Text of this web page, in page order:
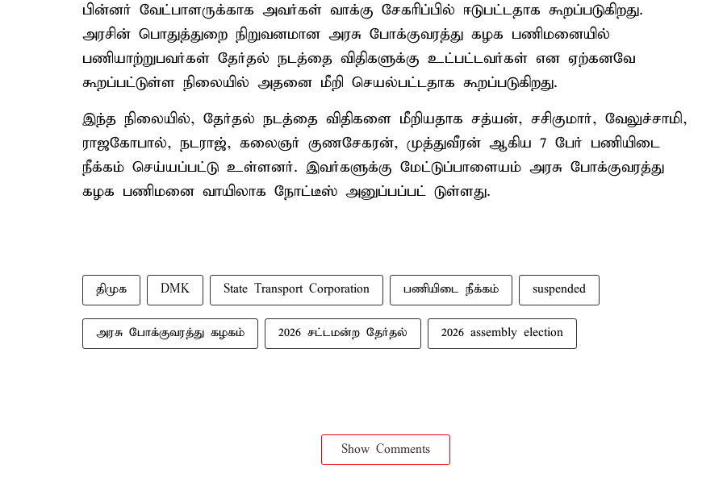
பின்னர் வேட்பாளருக்காக அவர்கள் வாக்கு சேகரிப்பில் ஈடுபட்டதாக கூறப்படுகிறது.
அரசின் பொதுத்துறை நிறுவனமான அரசு போக்குவரத்து கழக பணிமனையில்
பணியாற்றுபவர்கள் தேர்தல் நடத்தை விதிகளுக்கு உட்பட்டவர்கள் என ஏற்கனவே
கூறப்பட்டுள்ள நிலையில் அதனை மீறி செயல்பட்டதாக கூறப்படுகிறது.
இந்த நிலையில், தேர்தல் நடத்தை விதிகளை மீறியதாக சத்யன், சசிகுமார், வேலுச்சாமி,
ராஜகோபால், நடராஜ், கலைஞர் குணசேகரன், முத்துவீரன் ஆகிய 7 பேர் பணியிடை
நீக்கம் செய்யப்பட்டு உள்ளனர். இவர்களுக்கு மேட்டுப்பாளையம் அரசு போக்குவரத்து
கழக பணிமனை வாயிலாக நோட்டீஸ் அனுப்பப்பட் டுள்ளது.
திமுக DMK State Transport Corporation பணியிடை நீக்கம் suspended
அரசு போக்குவரத்து கழகம் 2026 சட்டமன்ற தேர்தல் 2026 assembly election
Show Comments